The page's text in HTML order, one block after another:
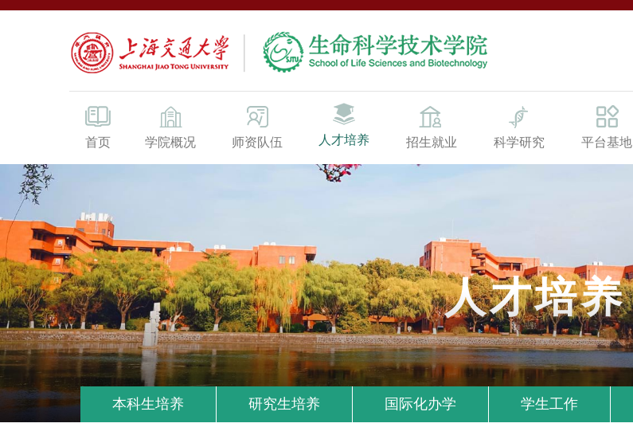
首页 学院概况 师资队伍 人才培养 招生就业 科学研究 平台基地
人才培养
本科生培养 研究生培养 国际化办学 学生工作